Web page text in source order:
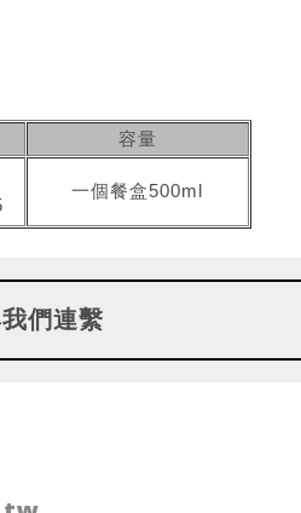
容量
一個餐盒500ml
們連繫